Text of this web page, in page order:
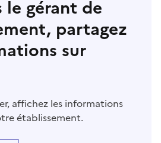
le gérant de
partagez
sur
affichez les informations
établissement.